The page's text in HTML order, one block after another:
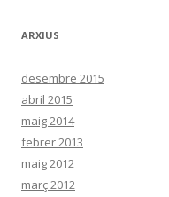
ARXIUS
desembre 2015
abril 2015
maig 2014
febrer 2013
maig 2012
març 2012